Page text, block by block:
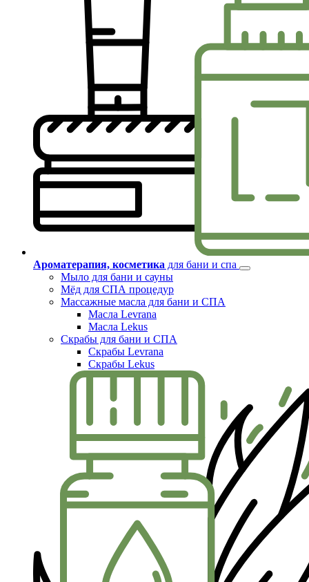
Ароматерапия, косметика для бани и спа
Мыло для бани и сауны
Мёд для СПА процедур
Массажные масла для бани и СПА
Масла Levrana
Масла Lekus
Скрабы для бани и СПА
Скрабы Levrana
Скрабы Lekus